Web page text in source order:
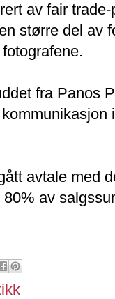
av fair
større del av
fra Panos
avtale med
av